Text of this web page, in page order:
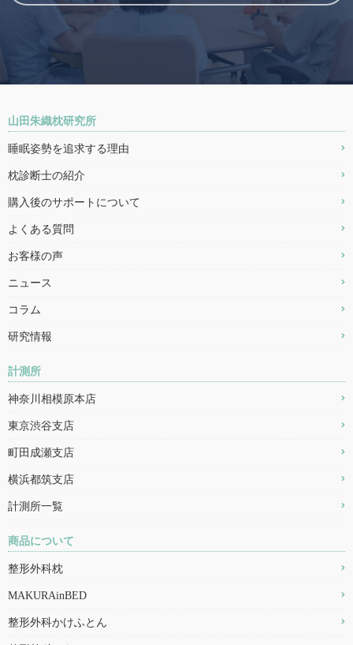
山田朱織枕研究所
睡眠姿勢を追求する理由
枕診断士の紹介
購入後のサポートについて
よくある質問
お客様の声
ニュース
コラム
研究情報
計測所
神奈川相模原本店
東京渋谷支店
町田成瀬支店
横浜都筑支店
計測所一覧
商品について
整形外科枕
MAKURAinBED
整形外科かけふとん